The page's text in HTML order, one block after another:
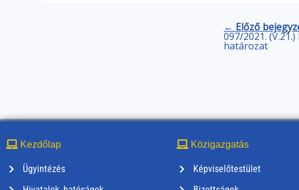
← Előző
097/2021.
határozat
Kezdőlap
Ügyintézés
Közigazgatás
Képviselőtestület